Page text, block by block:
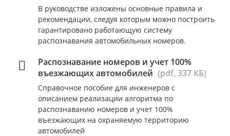
В руководстве изложены основные правила и
рекомендации, следуя которым можно построить
гарантировано работающую систему
распознавания автомобильных номеров.
Распознавание номеров и учет 100%
въезжающих автомобилей (pdf, 337 КБ)
Справочное пособие для инженеров с
описанием реализации алгоритма по
распознаванию номеров и учет 100%
въезжающих на охраняемую территорию
автомобилей